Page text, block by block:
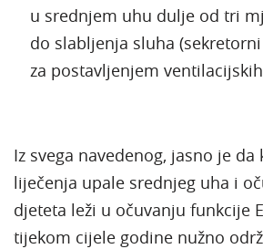
u srednjem uhu dulje od tri
do slabljenja sluha
za postavljenjem
Iz svega navedenog, jasno je
liječenja upale srednjeg uha i
djeteta leži u očuvanju funkcije
tijekom cijele godine nužno